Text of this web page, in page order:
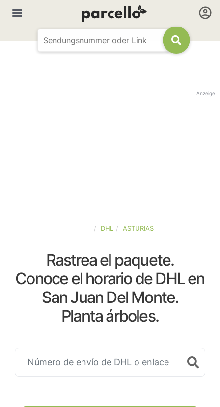
Anzeige
DHL ASTURIAS
Rastrea el paquete.
Conoce el horario de DHL en
San Juan Del Monte.
Planta árboles.